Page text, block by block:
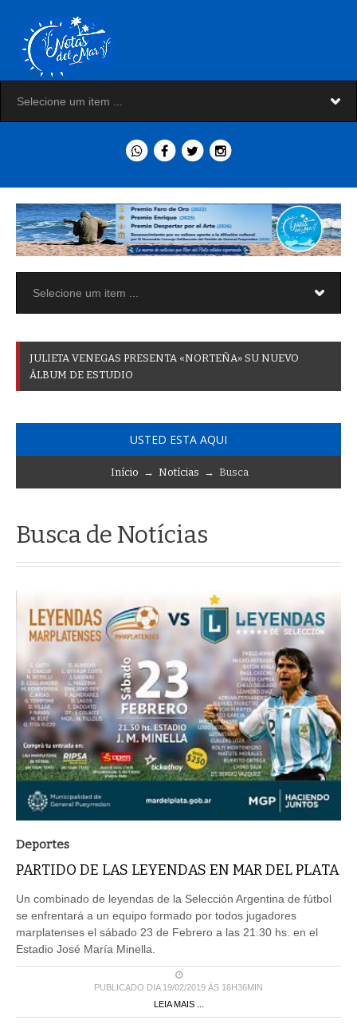
JULIETA VENEGAS PRESENTA «NORTEÑA» SU NUEVO
ÁLBUM DE ESTUDIO
USTED ESTA AQUI
Início → Notícias → Busca
Busca de Notícias
Deportes
PARTIDO DE LAS LEYENDAS EN MAR DEL PLATA
Un combinado de leyendas de la Selección Argentina de fútbol
se enfrentará a un equipo formado por todos jugadores
marplatenses el sábado 23 de Febrero a las 21.30 hs. en el
Estadio José María Minella.
PUBLICADO DIA 19/02/2019 ÀS 16H36MIN
LEIA MAIS ...